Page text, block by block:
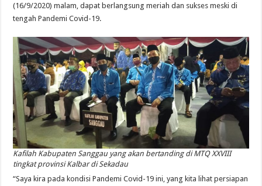
(16/9/2020) malam, dapat berlangsung meriah dan sukses meski di
tengah Pandemi Covid-19.
Kafilah Kabupaten Sanggau yang akan bertanding di MTQ XXVIII
tingkat provinsi Kalbar di Sekadau
“Saya kira pada kondisi Pandemi Covid-19 ini, yang kita lihat persiapan